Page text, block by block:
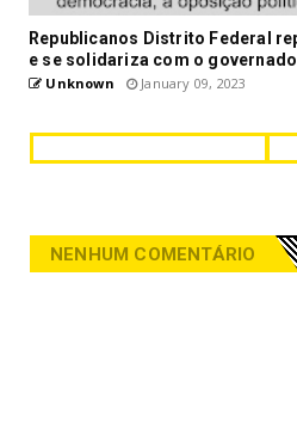
Republicanos Distrito Federal
e se solidariza com o
Unknown January 09, 2023
NENHUM COMENTÁRIO